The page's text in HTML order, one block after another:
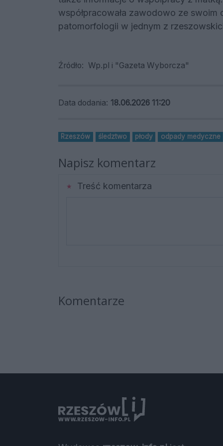
współpracowała zawodowo ze swoim
patomorfologii w jednym z
Źródło: Wp.pl i "Gazeta Wyborcza"
Data dodania: 18.06.2026 11:20
Rzeszów śledztwo płody odpady medyczne
Napisz komentarz
Treść komentarza
Komentarze